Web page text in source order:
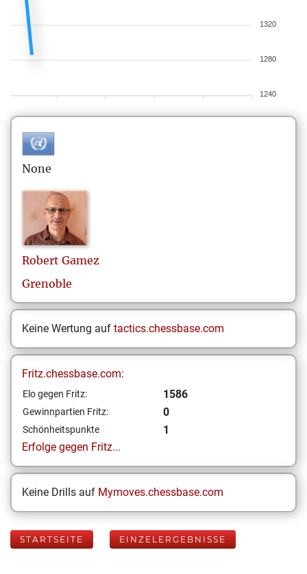
1320
1280
1240
None
Robert Gamez
Grenoble
Keine Wertung auf tactics.chessbase.com
Fritz.chessbase.com:
Elo gegen Fritz: 1586
Gewinnpartien Fritz: 0
Schönheitspunkte
1
Erfolge gegen Fritz...
Keine Drills auf Mymoves.chessbase.com
STARTSEITE EINZELERGEBNISSE